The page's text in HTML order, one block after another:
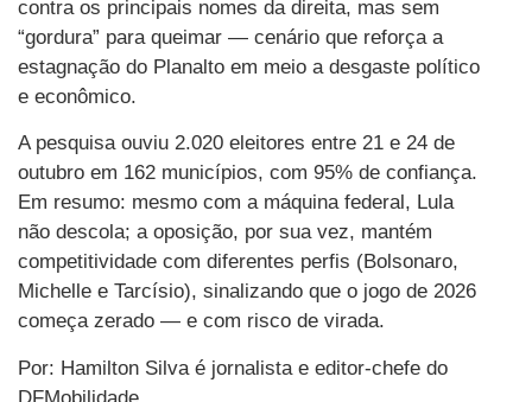
contra os principais nomes da direita, mas sem
“gordura” para queimar — cenário que reforça a
estagnação do Planalto em meio a desgaste político
e econômico.
A pesquisa ouviu 2.020 eleitores entre 21 e 24 de
outubro em 162 municípios, com 95% de confiança.
Em resumo: mesmo com a máquina federal, Lula
não descola; a oposição, por sua vez, mantém
competitividade com diferentes perfis (Bolsonaro,
Michelle e Tarcísio), sinalizando que o jogo de 2026
começa zerado — e com risco de virada.
Por: Hamilton Silva é jornalista e editor-chefe do